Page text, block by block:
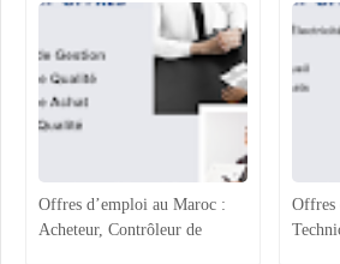
Administratif
Offres d’emploi au Maroc :
Acheteur, Contrôleur de
Offres